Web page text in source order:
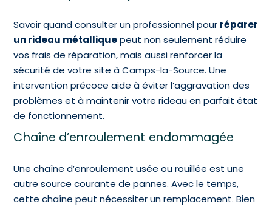
Savoir quand consulter un professionnel pour réparer
un rideau métalliquepeut non seulement réduire
vos frais de réparation, mais aussi renforcer la
sécurité de votre site à Camps-la-Source. Une
intervention précoce aide à éviter l’aggravation des
problèmes et à maintenir votre rideau en parfait état
de fonctionnement.
Chaîne d’enroulement endommagée
Une chaîne d’enroulement usée ou rouillée est une
autre source courante de pannes. Avec le temps,
cette chaîne peut nécessiter un remplacement. Bien